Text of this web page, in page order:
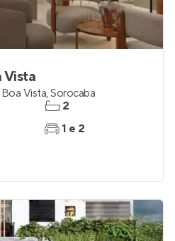
Vista
Vista,Sorocaba
2
1 e 2